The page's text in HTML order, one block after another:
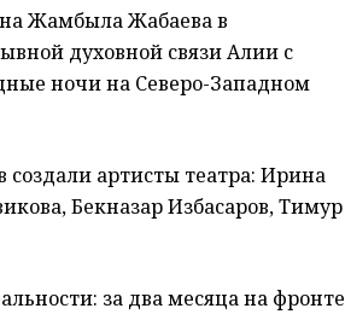
Жамбыла Жабаева в
духовной связи Алии с
ночи на Северо-Западном
артисты театра: Ирина
Бекназар Избасаров, Тимур
за два месяца на фронте